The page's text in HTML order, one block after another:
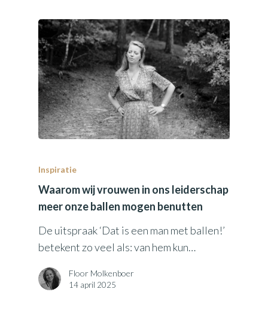
Inspiratie
Waarom wij vrouwen in ons leiderschap
meer onze ballen mogen benutten
De uitspraak ‘Dat is een man met ballen!’
betekent zo veel als: van hem kun…
Floor Molkenboer
14 april 2025